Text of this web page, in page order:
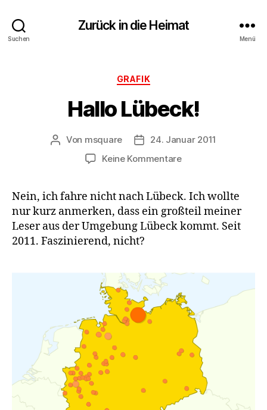
Suchen
Zurück in die Heimat
Menü
Kategorien
GRAFIK
Hallo Lübeck!
Beitragsautor
Von msquare Veröffentlichungsdatum
24. Januar 2011
Keine Kommentarezu
Nein, ich fahre nicht nach Lübeck. Ich wollte
nur kurz anmerken, dass ein großteil meiner
Leser aus der Umgebung Lübeck kommt. Seit
2011. Faszinierend, nicht?